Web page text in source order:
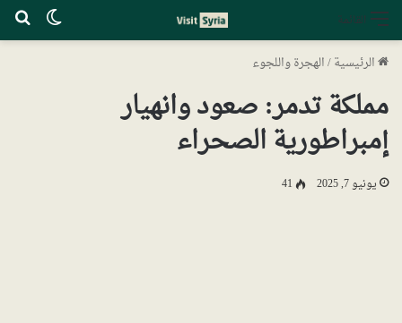
القائمة
الرئيسية/الهجرة واللجوء
مملكة تدمر: صعود وانهيار
إمبراطورية الصحراء
يونيو 7, 2025 41